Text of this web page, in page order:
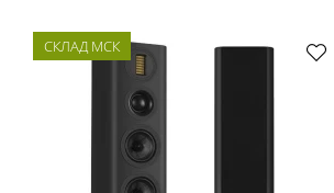
СКЛАД МСК